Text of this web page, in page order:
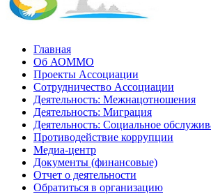
Главная
Об АОММО
Проекты Ассоциации
Сотрудничество Ассоциации
Деятельность: Межнацотношения
Деятельность: Миграция
Деятельность: Социальное
Противодействие коррупции
Медиа-центр
Документы (финансовые)
Отчет о деятельности
Обратиться в организацию